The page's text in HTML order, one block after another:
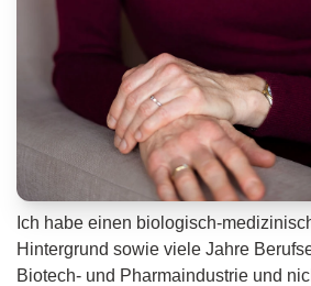
Ich habe einen biologisch-
Hintergrund sowie viele Jahre
Biotech- und Pharmaindustrie und